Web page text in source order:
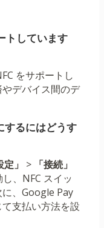
トしています
をサポートし
デバイス間のデ
するにはどうす
定」 > 「接続」
、NFC スイッ
、Google Pay
支払い方法を設